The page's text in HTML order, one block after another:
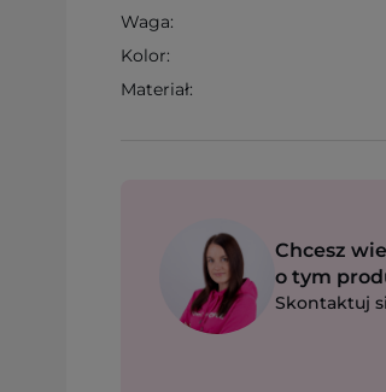
Waga:
Kolor:
Materiał:
Chcesz
o tym
Skontaktuj